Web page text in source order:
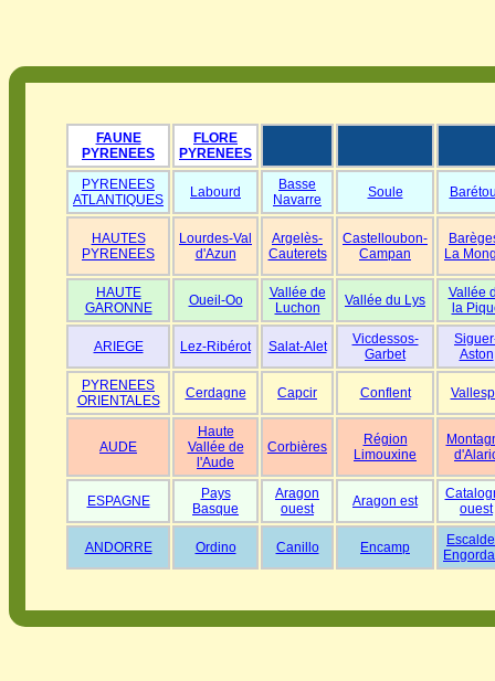
FAUNE
PYRENEES
FLORE
PYRENEES
PYRENEES
ATLANTIQUES
Labourd
Basse
Navarre
Soule
HAUTES
PYRENEES
Lourdes-Val
d'Azun
Argelès-
Cauterets
Castelloubon-
Campan
La
HAUTE
GARONNE
Oueil-Oo
Vallée de
Luchon
Vallée du Lys
Vallée
la
ARIEGE Lez-Ribérot Salat-Alet
Vicdessos-
Garbet
Aston
PYRENEES
ORIENTALES
Cerdagne Capcir Conflent
AUDE
Haute
Vallée de
l'Aude
Corbières
Région
Limouxine
ESPAGNE
Pays
Basque
Aragon
ouest
Aragon est
ouest
ANDORRE Ordino Canillo Encamp